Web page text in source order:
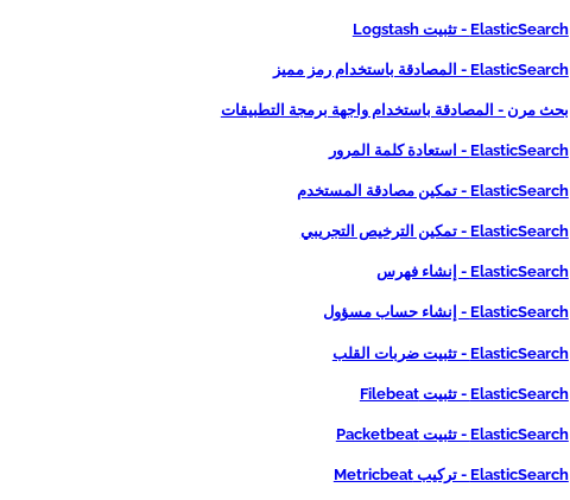
ElasticSearch - تثبيت Logstash
ElasticSearch - المصادقة باستخدام رمز مميز
بحث مرن - المصادقة باستخدام واجهة برمجة التطبيقات
ElasticSearch - استعادة كلمة المرور
ElasticSearch - تمكين مصادقة المستخدم
ElasticSearch - تمكين الترخيص التجريبي
ElasticSearch - إنشاء فهرس
ElasticSearch - إنشاء حساب مسؤول
ElasticSearch - تثبيت ضربات القلب
ElasticSearch - تثبيت Filebeat
ElasticSearch - تثبيت Packetbeat
ElasticSearch - تركيب Metricbeat